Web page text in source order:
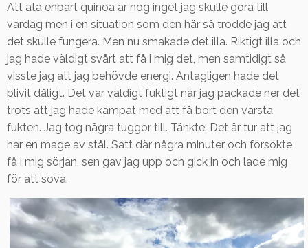
Att äta enbart quinoa är nog inget jag skulle göra till
vardag men i en situation som den här så trodde jag att
det skulle fungera. Men nu smakade det illa. Riktigt illa och
jag hade väldigt svårt att få i mig det, men samtidigt så
visste jag att jag behövde energi. Antagligen hade det
blivit dåligt. Det var väldigt fuktigt när jag packade ner det
trots att jag hade kämpat med att få bort den värsta
fukten. Jag tog några tuggor till. Tänkte: Det är tur att jag
har en mage av stål. Satt där några minuter och försökte
få i mig sörjan, sen gav jag upp och gick in och lade mig
för att sova.